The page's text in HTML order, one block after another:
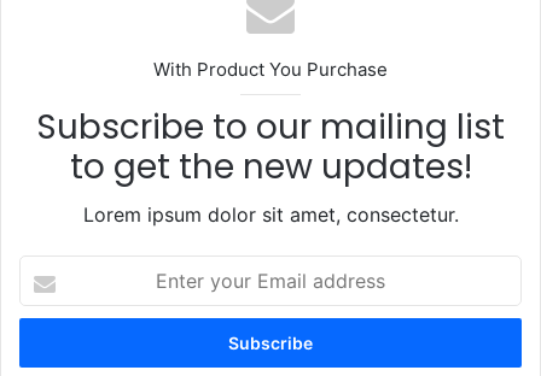
With Product You Purchase
Subscribe to our mailing list
to get the new updates!
Lorem ipsum dolor sit amet, consectetur.
your
Email